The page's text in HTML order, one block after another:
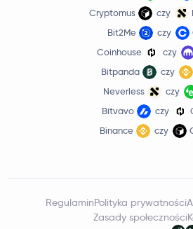
Cryptomus
czy
Bit2Me
czy
Coinhouse
czy
Bitpanda
czy
Neverless
czy
Bitvavo
czy
Binance
czy
RegulaminPolityka prywatności
Zasady społeczności